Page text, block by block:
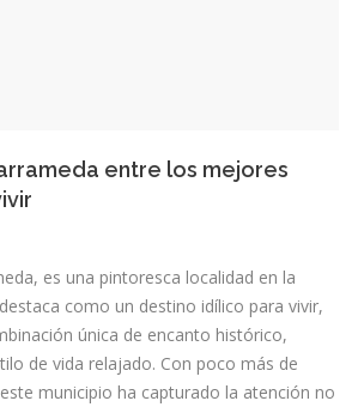
entre los mejores
es una pintoresca localidad en la
como un destino idílico para vivir,
única de encanto histórico,
de vida relajado. Con poco más de
municipio ha capturado la atención no